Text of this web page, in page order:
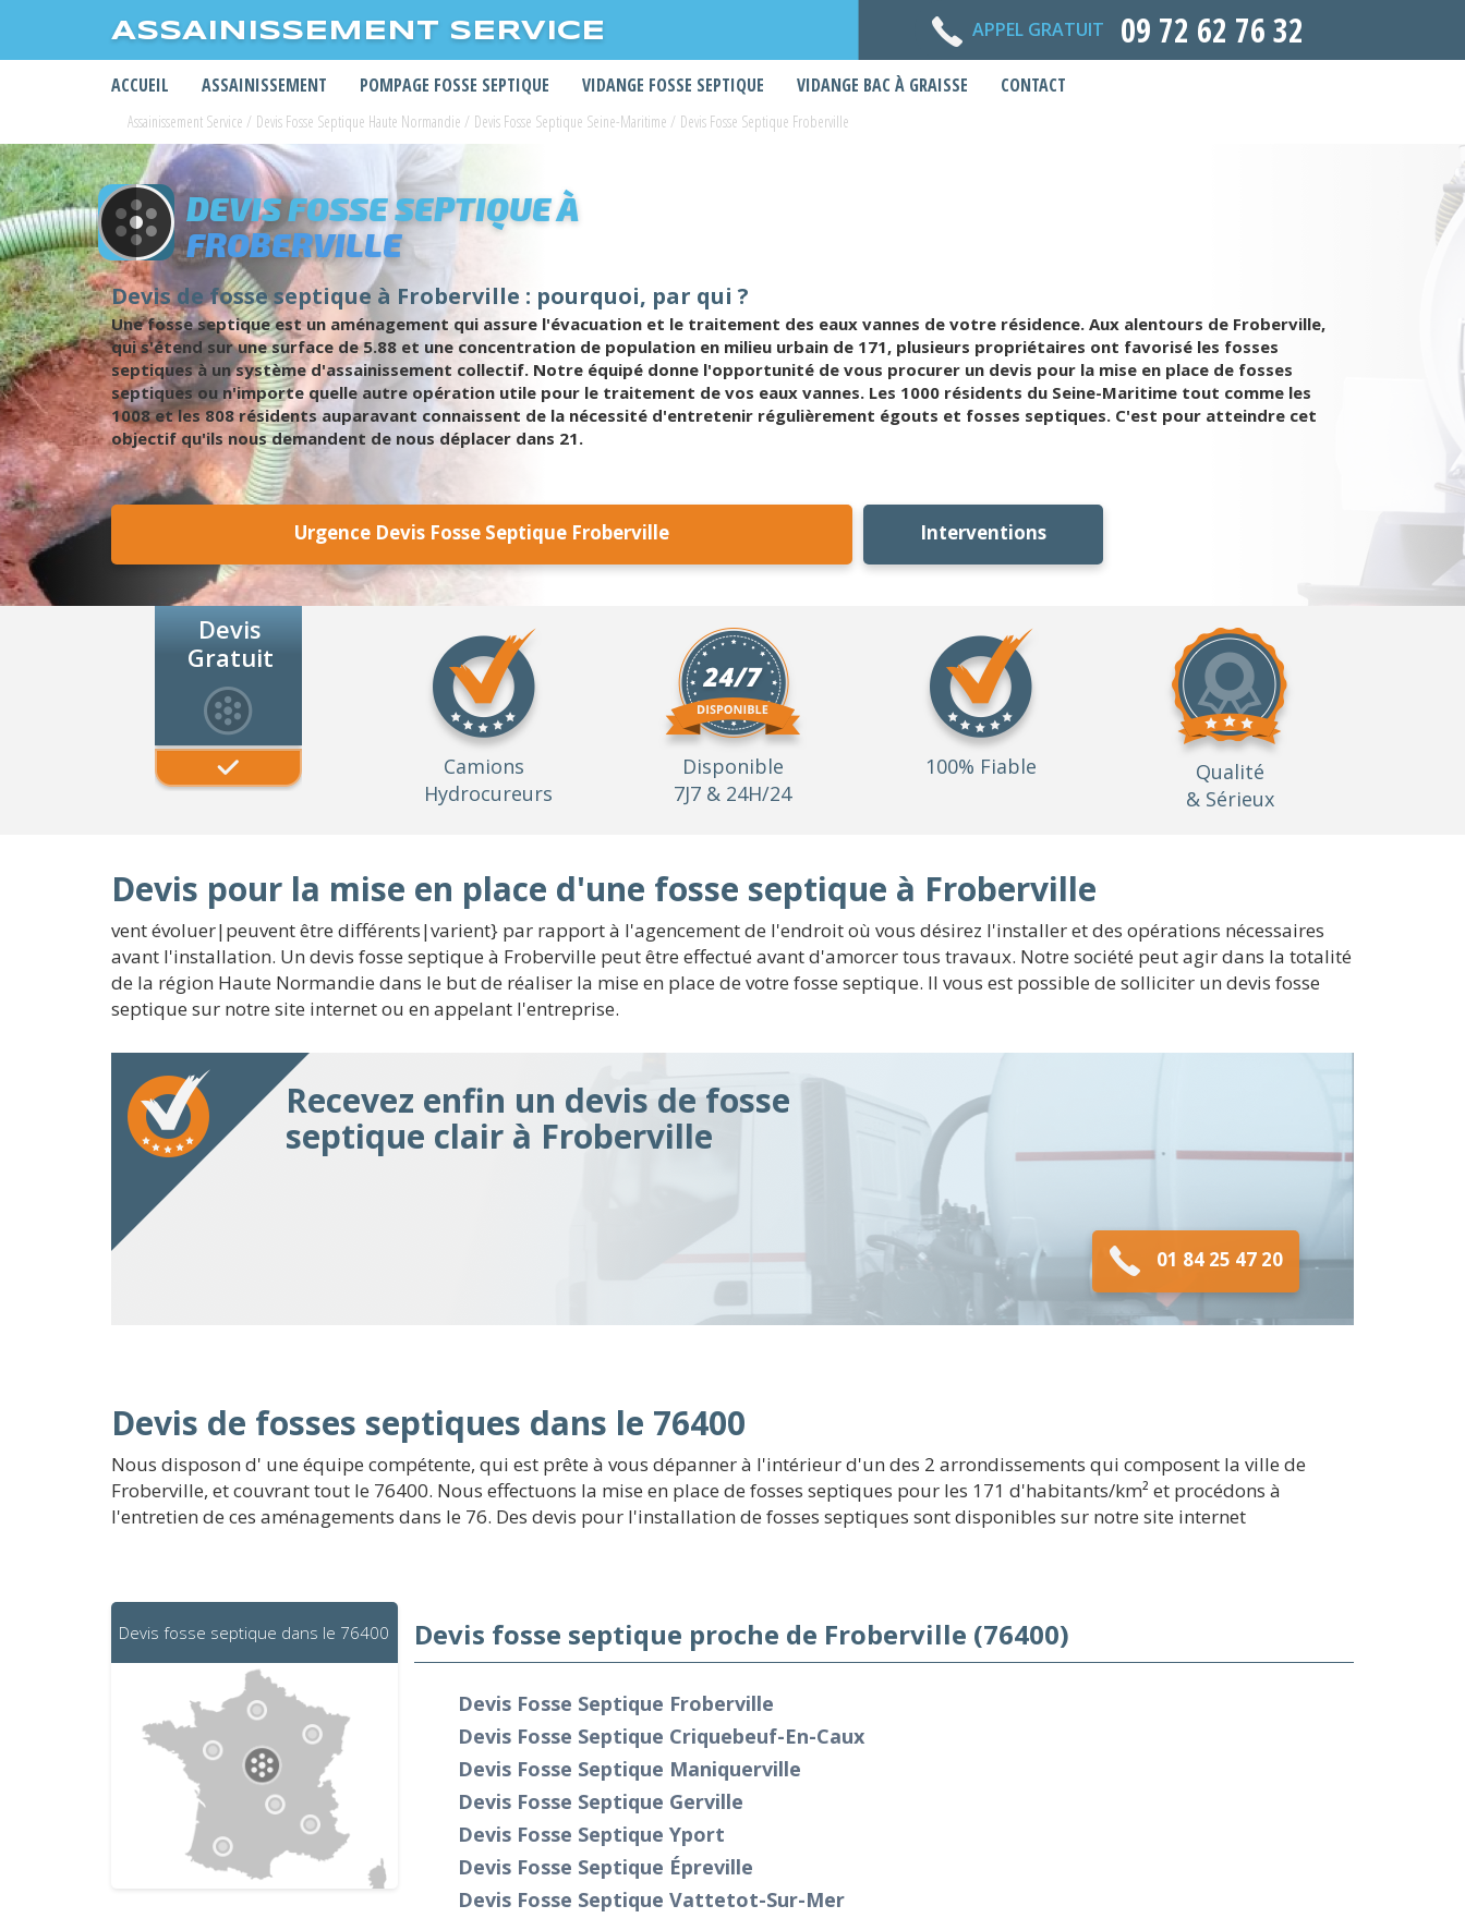
ASSAINISSEMENT SERVICE APPEL GRATUIT 09 72 62 76 32
ACCUEIL ASSAINISSEMENT POMPAGE FOSSE SEPTIQUE VIDANGE FOSSE SEPTIQUE VIDANGE BAC À GRAISSE CONTACT
Assainissement Service / Devis Fosse Septique Haute Normandie / Devis Fosse Septique Seine-Maritime / Devis Fosse Septique Froberville
DEVIS FOSSE SEPTIQUE À
FROBERVILLE
Devis de fosse septique à Froberville : pourquoi, par qui ?
Une fosse septique est un aménagement qui assure l'évacuation et le traitement des eaux vannes de votre résidence. Aux alentours de Froberville,
qui s'étend sur une surface de 5.88 et une concentration de population en milieu urbain de 171, plusieurs propriétaires ont favorisé les fosses
septiques à un système d'assainissement collectif. Notre équipé donne l'opportunité de vous procurer un devis pour la mise en place de fosses
septiques ou n'importe quelle autre opération utile pour le traitement de vos eaux vannes. Les 1000 résidents du Seine-Maritime tout comme les
1008 et les 808 résidents auparavant connaissent de la nécessité d'entretenir régulièrement égouts et fosses septiques. C'est pour atteindre cet
objectif qu'ils nous demandent de nous déplacer dans 21.
Urgence Devis Fosse Septique Froberville Interventions
Devis
Gratuit
Camions
Hydrocureurs
Disponible
7J7 & 24H/24
100% Fiable
Qualité
& Sérieux
Devis pour la mise en place d'une fosse septique à Froberville
vent évoluer|peuvent être différents|varient} par rapport à l'agencement de l'endroit où vous désirez l'installer et des opérations nécessaires
avant l'installation. Un devis fosse septique à Froberville peut être effectué avant d'amorcer tous travaux. Notre société peut agir dans la totalité
de la région Haute Normandie dans le but de réaliser la mise en place de votre fosse septique. Il vous est possible de solliciter un devis fosse
septique sur notre site internet ou en appelant l'entreprise.
Recevez enfin un devis de fosse
septique clair à Froberville
01 84 25 47 20
Devis de fosses septiques dans le 76400
Nous disposon d' une équipe compétente, qui est prête à vous dépanner à l'intérieur d'un des 2 arrondissements qui composent la ville de
Froberville, et couvrant tout le 76400. Nous effectuons la mise en place de fosses septiques pour les 171 d'habitants/km² et procédons à
l'entretien de ces aménagements dans le 76. Des devis pour l'installation de fosses septiques sont disponibles sur notre site internet
Devis fosse septique dans le 76400 Devis fosse septique proche de Froberville (76400)
Devis Fosse Septique Froberville
Devis Fosse Septique Criquebeuf-En-Caux
Devis Fosse Septique Maniquerville
Devis Fosse Septique Gerville
Devis Fosse Septique Yport
Devis Fosse Septique Épreville
Devis Fosse Septique Vattetot-Sur-Mer